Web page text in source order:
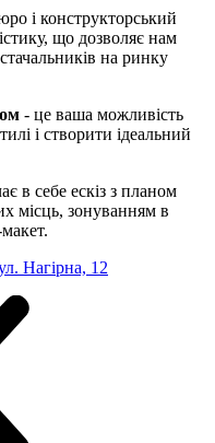
і конструкторський
що дозволяє нам
на ринку
- це ваша можливість
і створити ідеальний
в себе ескіз з планом
місць, зонуванням в
Нагірна, 12